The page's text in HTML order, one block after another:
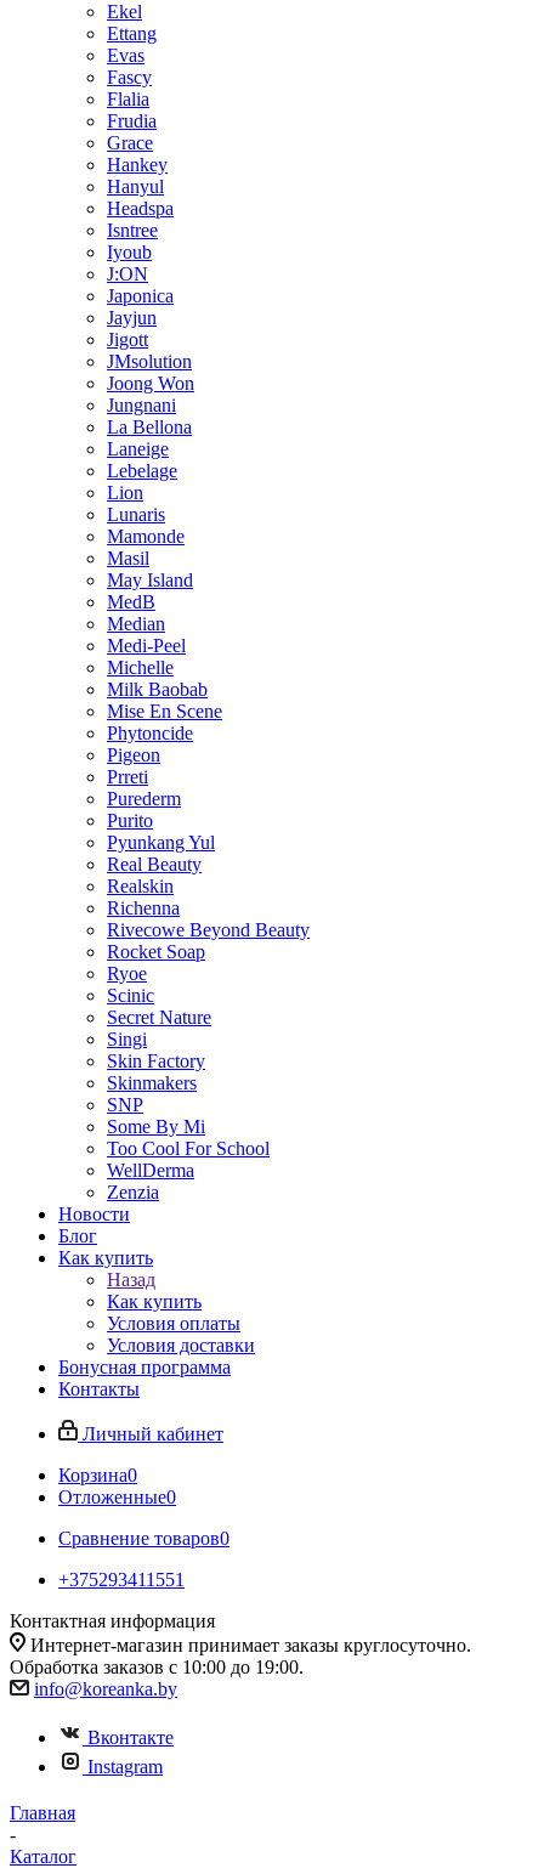
Ekel
Ettang
Evas
Fascy
Flalia
Frudia
Grace
Hankey
Hanyul
Headspa
Isntree
Iyoub
J:ON
Japonica
Jayjun
Jigott
JMsolution
Joong Won
Jungnani
La Bellona
Laneige
Lebelage
Lion
Lunaris
Mamonde
Masil
May Island
MedB
Median
Medi-Peel
Michelle
Milk Baobab
Mise En Scene
Phytoncide
Pigeon
Prreti
Purederm
Purito
Pyunkang Yul
Real Beauty
Realskin
Richenna
Rivecowe Beyond Beauty
Rocket Soap
Ryoe
Scinic
Secret Nature
Singi
Skin Factory
Skinmakers
SNP
Some By Mi
Too Cool For School
WellDerma
Zenzia
Новости
Блог
Как купить
Назад
Как купить
Условия оплаты
Условия доставки
Бонусная программа
Контакты
Личный кабинет
Корзина0
Отложенные0
Сравнение товаров0
+375293411551
Контактная информация
Интернет-магазин принимает заказы круглосуточно.
Обработка заказов с 10:00 до 19:00.
info@koreanka.by
Вконтакте
Instagram
Главная
-
Каталог